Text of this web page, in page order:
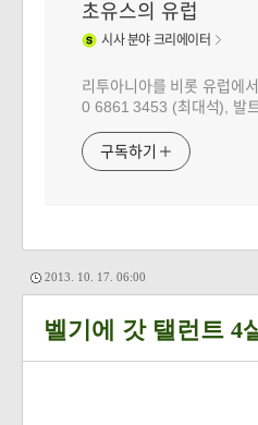
초유스의 유럽
시사분야 크리에이터
리투아니아를 비롯 유럽에
0 6861 3453 (최대석), 발
구독하기
2013. 10. 17. 06:00
벨기에 갓 탤런트 4